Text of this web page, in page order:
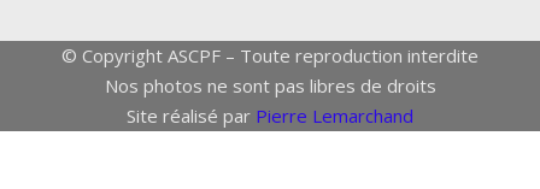
© Copyright ASCPF – Toute reproduction interdite
Nos photos ne sont pas libres de droits
Site réalisé par Pierre Lemarchand